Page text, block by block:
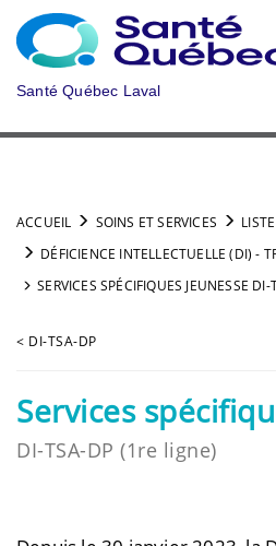
Aller au menu principal
Santé Québec Laval
ACCUEIL SOINS ET SERVICES
DÉFICIENCE INTELLECTUELLE (DI) -
SERVICES SPÉCIFIQUES JEUNESSE
< DI-TSA-DP
Services
DI-TSA-DP (1re ligne)